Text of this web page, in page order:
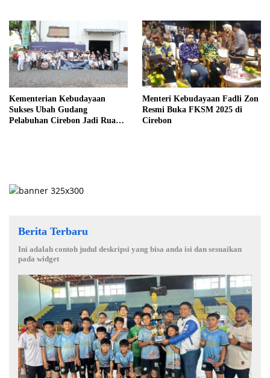
Kementerian Kebudayaan
Sukses Ubah Gudang
Pelabuhan Cirebon Jadi Ruang
Menteri Kebudayaan Fadli Zon
Resmi Buka FKSM 2025 di
Cirebon
Berita Terbaru
Ini adalah contoh judul deskripsi yang bisa anda isi dan sesuaikan
pada widget